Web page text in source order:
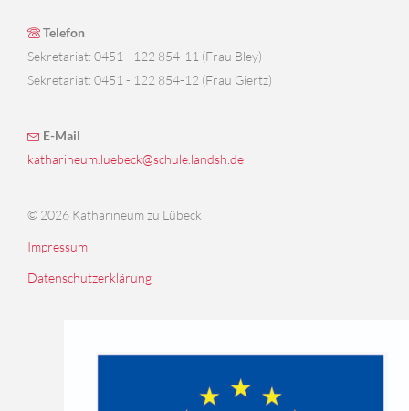
Telefon
Sekretariat: 0451 - 122 854-11 (Frau Bley)
Sekretariat: 0451 - 122 854-12 (Frau Giertz)
E-Mail
katharineum.luebeck@schule.landsh.de
© 2026 Katharineum zu Lübeck
Impressum
Datenschutzerklärung